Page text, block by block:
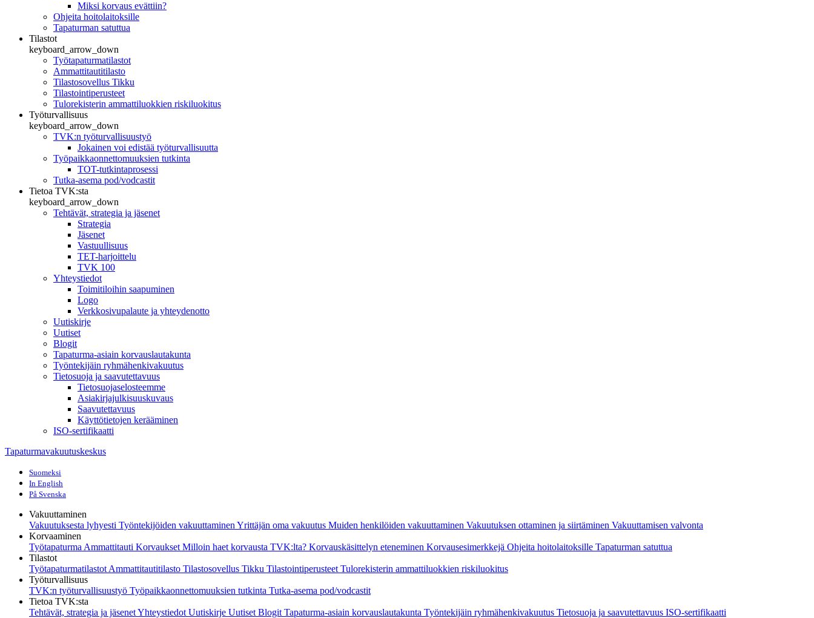
Miksi korvaus evättiin?
Ohjeita hoitolaitoksille
Tapaturman satuttua
Tilastot
keyboard_arrow_down
Työtapaturmatilastot
Ammattitautitilasto
Tilastosovellus Tikku
Tilastointiperusteet
Tulorekisterin ammattiluokkien riskiluokitus
Työturvallisuus
keyboard_arrow_down
TVK:n työturvallisuustyö
Jokainen voi edistää työturvallisuutta
Työpaikkaonnettomuuksien tutkinta
TOT-tutkintaprosessi
Tutka-asema pod/vodcastit
Tietoa TVK:sta
keyboard_arrow_down
Tehtävät, strategia ja jäsenet
Strategia
Jäsenet
Vastuullisuus
TET-harjoittelu
TVK 100
Yhteystiedot
Toimitiloihin saapuminen
Logo
Verkkosivupalaute ja yhteydenotto
Uutiskirje
Uutiset
Blogit
Tapaturma-asiain korvauslautakunta
Työntekijäin ryhmähenkivakuutus
Tietosuoja ja saavutettavuus
Tietosuojaselosteemme
Asiakirjajulkisuuskuvaus
Saavutettavuus
Käyttötietojen kerääminen
ISO-sertifikaatti
Tapaturmavakuutuskeskus
Suomeksi
In English
På Svenska
Vakuuttaminen
Vakuutuksesta lyhyesti Työntekijöiden vakuuttaminen Yrittäjän oma vakuutus Muiden henkilöiden vakuuttaminen Vakuutuksen ottaminen ja siirtäminen Vakuuttamisen valvonta
Korvaaminen
Työtapaturma Ammattitauti Korvaukset Milloin haet korvausta TVK:lta? Korvauskäsittelyn eteneminen Korvausesimerkkejä Ohjeita hoitolaitoksille Tapaturman satuttua
Tilastot
Työtapaturmatilastot Ammattitautitilasto Tilastosovellus Tikku Tilastointiperusteet Tulorekisterin ammattiluokkien riskiluokitus
Työturvallisuus
TVK:n työturvallisuustyö Työpaikkaonnettomuuksien tutkinta Tutka-asema pod/vodcastit
Tietoa TVK:sta
Tehtävät, strategia ja jäsenetYhteystiedot Uutiskirje Uutiset Blogit Tapaturma-asiain korvauslautakunta Työntekijäin ryhmähenkivakuutus Tietosuoja ja saavutettavuus ISO-sertifikaatti